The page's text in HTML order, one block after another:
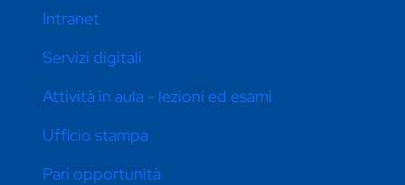
Intranet
Servizi digitali
Attività in aula - lezioni ed esami
Ufficio stampa
Pari opportunità